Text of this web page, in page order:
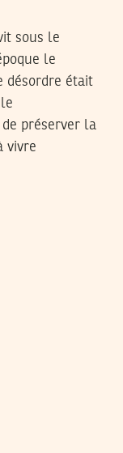
sous le
le
désordre était
préserver la
vivre